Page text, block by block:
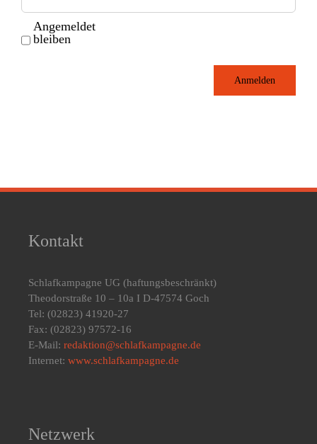
Angemeldet
bleiben
Anmelden
Kontakt
Schlafkampagne UG (haftungsbeschränkt)
Theodorstraße 10 – 10a I D-47574 Goch
Tel: (02823) 41920-27
Fax: (02823) 97572-16
E-Mail: redaktion@schlafkampagne.de
Internet: www.schlafkampagne.de
Netzwerk